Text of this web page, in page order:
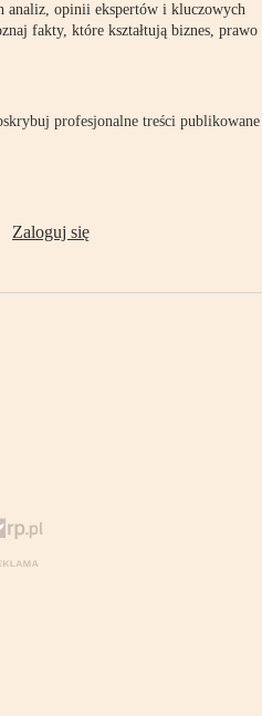
analiz, opinii ekspertów i kluczowych
fakty, które kształtują biznes, prawo
profesjonalne treści publikowane
Zaloguj się